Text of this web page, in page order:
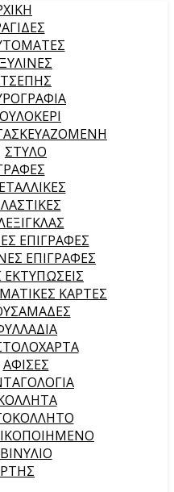
ΞΥΛΙΝΕΣ
ΤΣΕΠΗΣ
ΣΤΥΛΟ
ΕΠΙΓΡΑΦΕΣ
ΕΠΙΓΡΑΦΕΣ
ΚΑΡΤΕΣ
ΑΦΙΣΕΣ
ΒΙΝΥΛΙΟ